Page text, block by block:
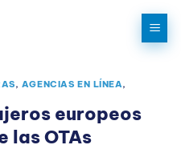
, AGENCIAS EN LÍNEA,
europeos
las OTAs